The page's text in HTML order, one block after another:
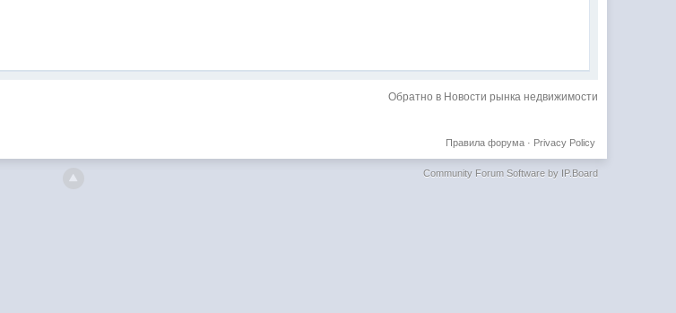
Обратно в Новости рынка недвижимости
Privacy Policy
Правила форума·
Community Forum Software by IP.Board